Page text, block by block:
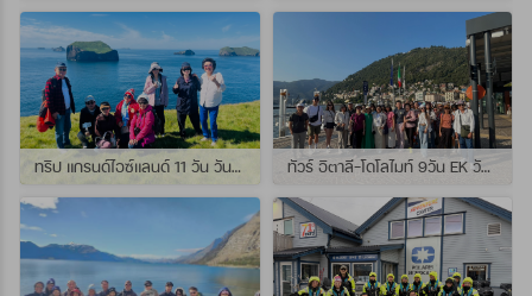
ทริป แกรนด์ไอซ์แลนด์ 11 วัน วันที่ 25 กรกฏาคม - 04 สิงหาคม 2569 เดินทางกับไกด์พี่เปิ้ล ทัวร์ อิตาลี-โดโลไมท์ 9วัน EK วันที่ 21 - 29 กรกฏาคม 2569 เดินทางกับไกด์พี่หนุ่ม